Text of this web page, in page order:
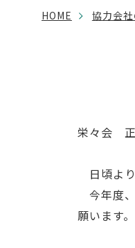
HOME 協力会
栄々会
日頃よ
今年度
願います。